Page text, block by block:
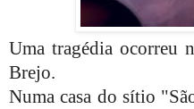
Uma tragédia ocorreu
Brejo.
Numa casa do sítio